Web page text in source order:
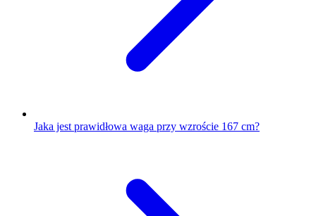
Jaka jest prawidłowa waga przy wzroście 167 cm?